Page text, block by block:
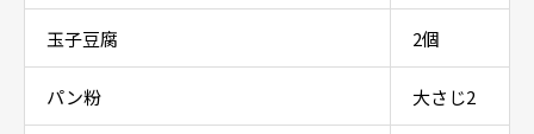
玉子豆腐 2個
パン粉 大さじ2